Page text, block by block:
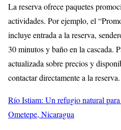
La reserva ofrece paquetes
actividades. Por ejemplo, el
incluye entrada a la reserva,
30 minutos y baño en la cascada.
actualizada sobre precios y
contactar directamente a la reserva.
Río Istiam: Un refugio natural
Ometepe, Nicaragua